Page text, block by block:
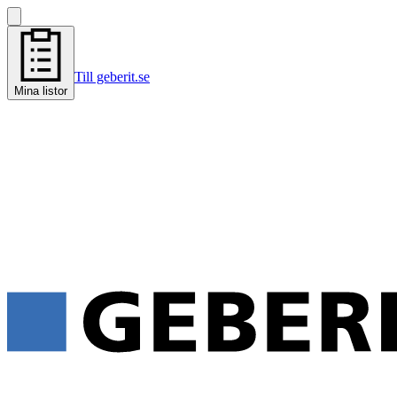
Mina listor
Till geberit.se